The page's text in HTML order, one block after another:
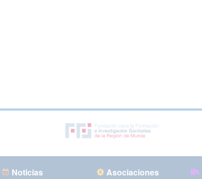
Noticias Asociaciones